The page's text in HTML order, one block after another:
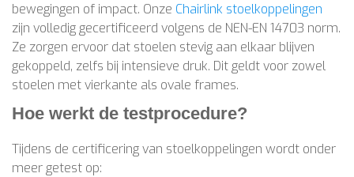
bewegingen of impact. Onze Chairlink stoelkoppelingen
zijn volledig gecertificeerd volgens de NEN-EN 14703 norm.
Ze zorgen ervoor dat stoelen stevig aan elkaar blijven
gekoppeld, zelfs bij intensieve druk. Dit geldt voor zowel
stoelen met vierkante als ovale frames.
Hoe werkt de testprocedure?
Tijdens de certificering van stoelkoppelingen wordt onder
meer getest op: